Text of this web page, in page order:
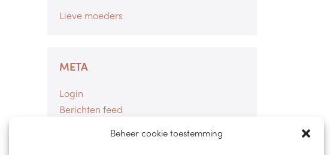
Beheer cookie toestemming
Lieve moeders
META
Login
Berichten feed